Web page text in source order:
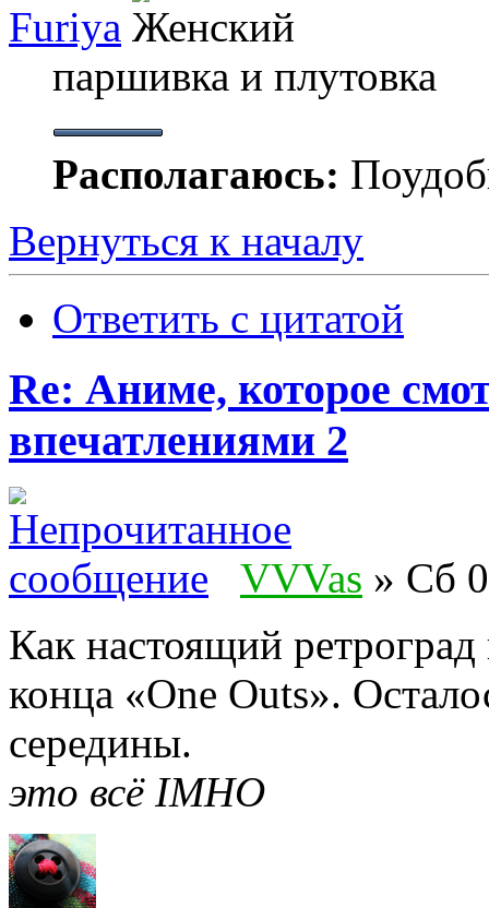
Furiya
паршивка и плутовка
Располагаюсь:
Вернуться к началу
Ответить с цитатой
Re: Аниме, которое
впечатлениями 2
VVVas » Сб
Как настоящий
конца «One Outs».
середины.
это всё IMHO